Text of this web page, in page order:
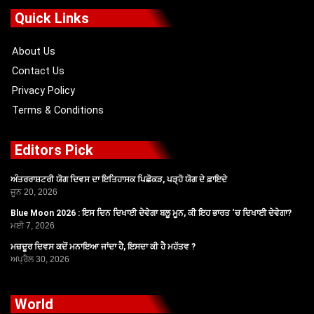
e
Quick Links
About Us
Contact Us
Privacy Policy
Terms & Conditions
Editors Pick
ਅੰਤਰਰਾਸ਼ਟਰੀ ਯੋਗ ਦਿਵਸ ਦਾ ਇਤਿਹਾਸਕ ਪਿਛੋਕੜ, ਪੜ੍ਹੋ ਯੋਗ ਦੇ ਫ਼ਾਇਦੇ
ਜੂਨ 20, 2026
Blue Moon 2026 : ਇਸ ਦਿਨ ਦਿਖਾਈ ਦੇਵੇਗਾ ਬਲੂ ਮੂਨ, ਕੀ ਇਹ ਭਾਰਤ ‘ਚ ਦਿਖਾਈ ਦੇਵੇਗਾ?
ਮਈ 7, 2026
ਮਜ਼ਦੂਰ ਦਿਵਸ ਕਦੋਂ ਮਨਾਇਆ ਜਾਂਦਾ ਹੈ, ਇਸਦਾ ਕੀ ਹੈ ਮਹੱਤਵ ?
ਅਪ੍ਰੈਲ 30, 2026
World